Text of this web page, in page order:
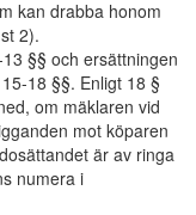
kan drabba honom
2).
§§ och ersättningen
18 §§. Enligt 18 §
om mäklaren vid
mot köparen
är av ringa
numera i